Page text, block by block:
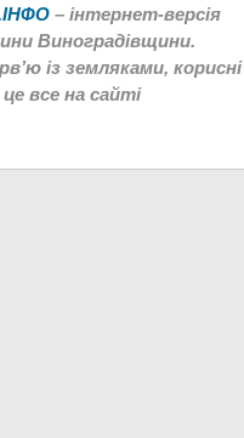
– інтернет-версія
Виноградівщини.
із земляками, корисні
все на сайті